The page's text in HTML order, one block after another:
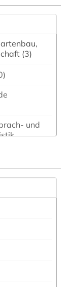
Ernährungs- und Haushaltswissenschaft (3)
(0)